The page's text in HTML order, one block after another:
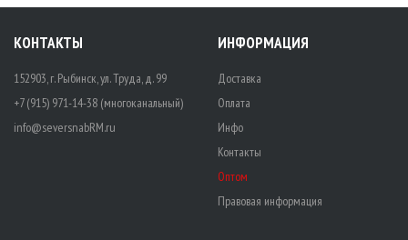
КОНТАКТЫ
152903, г. Рыбинск, ул. Труда, д. 99
+7 (915) 971-14-38 (многоканальный)
info@seversnabRM.ru
ИНФОРМАЦИЯ
Доставка
Оплата
Инфо
Контакты
Оптом
Правовая информация